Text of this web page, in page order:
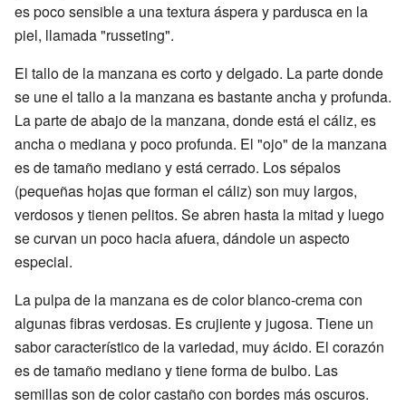
es poco sensible a una textura áspera y pardusca en la
piel, llamada "russeting".
El tallo de la manzana es corto y delgado. La parte donde
se une el tallo a la manzana es bastante ancha y profunda.
La parte de abajo de la manzana, donde está el cáliz, es
ancha o mediana y poco profunda. El "ojo" de la manzana
es de tamaño mediano y está cerrado. Los sépalos
(pequeñas hojas que forman el cáliz) son muy largos,
verdosos y tienen pelitos. Se abren hasta la mitad y luego
se curvan un poco hacia afuera, dándole un aspecto
especial.
La pulpa de la manzana es de color blanco-crema con
algunas fibras verdosas. Es crujiente y jugosa. Tiene un
sabor característico de la variedad, muy ácido. El corazón
es de tamaño mediano y tiene forma de bulbo. Las
semillas son de color castaño con bordes más oscuros.